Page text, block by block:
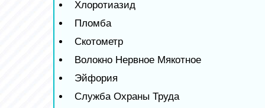
Хлоротиазид
Пломба
Скотометр
Волокно Нервное Мякотное
Эйфория
Служба Охраны Труда